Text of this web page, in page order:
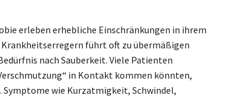
erleben erhebliche Einschränkungen in ihrem
führt oft zu übermäßigen
nach Sauberkeit. Viele Patienten
in Kontakt kommen könnten,
wie Kurzatmigkeit, Schwindel,